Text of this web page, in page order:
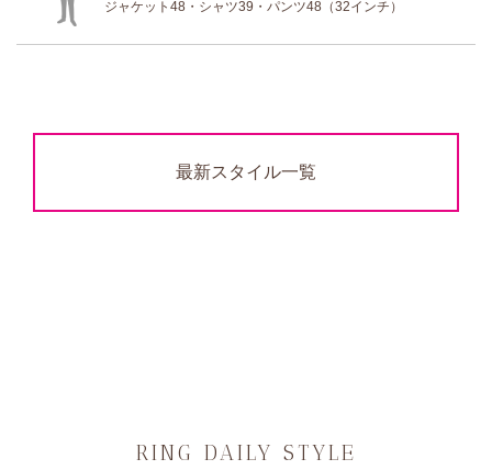
ジャケット48・シャツ39・パンツ48（32インチ）
最新スタイル一覧
RING DAILY STYLE